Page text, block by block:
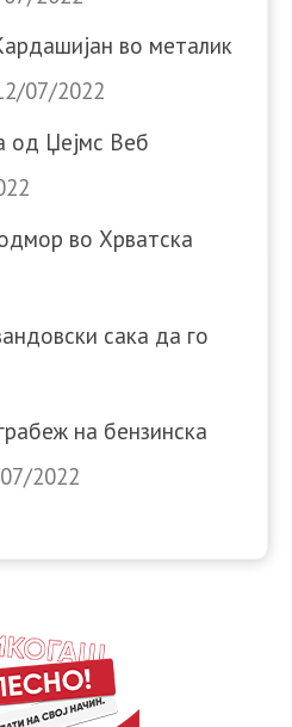
во металик
07/2022
од Џејмс Веб
во Хрватска
сака да го
на бензинска
2022